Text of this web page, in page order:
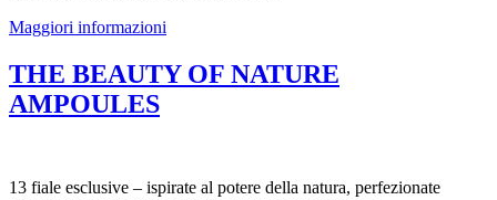
Maggiori informazioni
THE BEAUTY OF NATURE
AMPOULES
13 fiale esclusive – ispirate al potere della natura, perfezionate